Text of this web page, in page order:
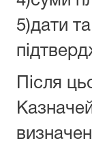
5)дати
Після